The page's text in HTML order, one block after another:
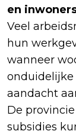
en
Veel
hun
wanneer
onduidelijke
aandacht
De
subsidies